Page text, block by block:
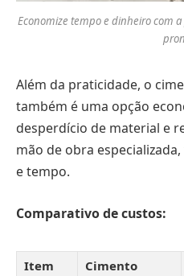
Economize tempo e dinheiro com
Além da praticidade, o
também é uma opção
desperdício de material e
mão de obra
e tempo.
Comparativo de custos:
Item
Cimento